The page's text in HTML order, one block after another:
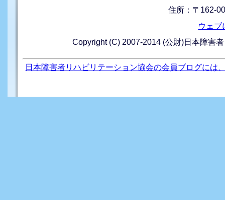
住所：〒162-
ウェブ
Copyright (C) 2007-2014 (公財)日本障害
日本障害者リハビリテーション協会の会員ブログには